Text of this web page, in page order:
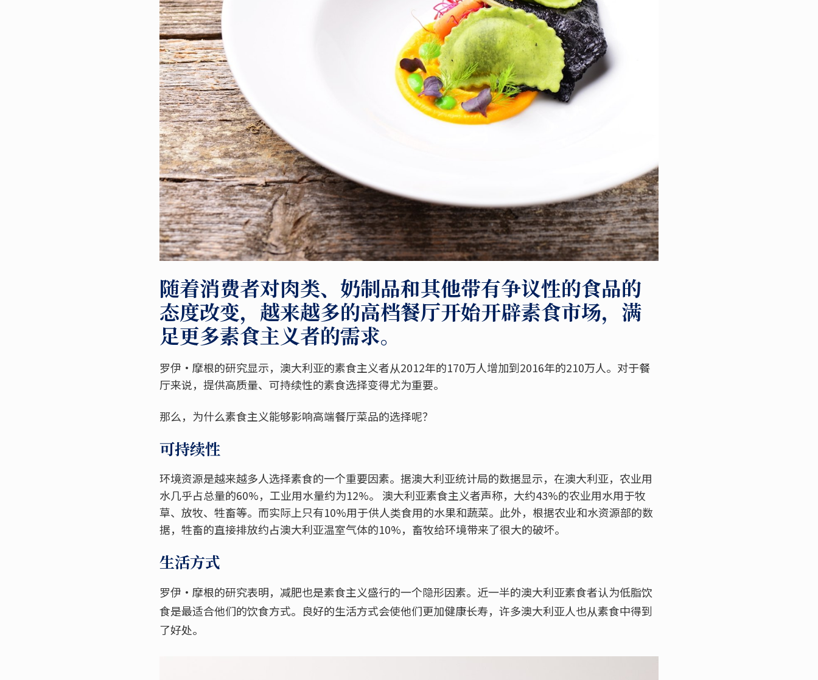
随着消费者对肉类、奶制品和其他带有争议性的食品的
态度改变，越来越多的高档餐厅开始开辟素食市场，满
足更多素食主义者的需求。
罗伊·摩根的研究显示，澳大利亚的素食主义者从2012年的170万人增加到2016年的210万人。对于餐
厅来说，提供高质量、可持续性的素食选择变得尤为重要。
那么，为什么素食主义能够影响高端餐厅菜品的选择呢？
可持续性
环境资源是越来越多人选择素食的一个重要因素。据澳大利亚统计局的数据显示，在澳大利亚，农业用
水几乎占总量的60%，工业用水量约为12%。 澳大利亚素食主义者声称，大约43%的农业用水用于牧
草、放牧、牲畜等。而实际上只有10%用于供人类食用的水果和蔬菜。此外，根据农业和水资源部的数
据，牲畜的直接排放约占澳大利亚温室气体的10%，畜牧给环境带来了很大的破坏。
生活方式
罗伊·摩根的研究表明，减肥也是素食主义盛行的一个隐形因素。近一半的澳大利亚素食者认为低脂饮
食是最适合他们的饮食方式。良好的生活方式会使他们更加健康长寿，许多澳大利亚人也从素食中得到
了好处。